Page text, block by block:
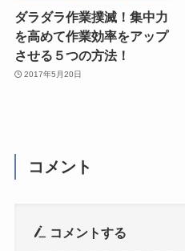
ダラダラ作業撲滅！集中力
を高めて作業効率をアップ
させる５つの方法！
2017年5月20日
コメント
コメントする